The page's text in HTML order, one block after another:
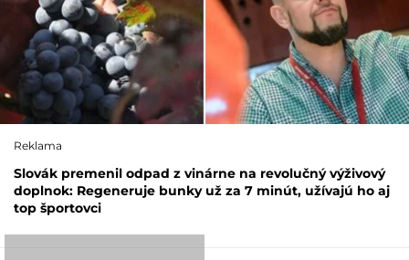
Reklama
Slovák premenil odpad z vinárne na revolučný výživový
doplnok: Regeneruje bunky už za 7 minút, užívajú ho aj
top športovci